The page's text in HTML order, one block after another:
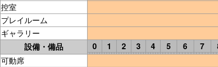
控室
プレイルーム
ギャラリー
設備・備品
0 1 2 3 4 5 6 7
可動席